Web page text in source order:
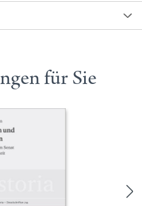
für Sie